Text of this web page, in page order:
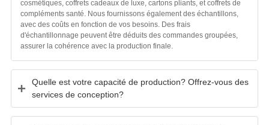
compléments santé. Nous fournissons également des échantillons,
avec des coûts en fonction de vos besoins. Des frais
d'échantillonnage peuvent être déduits des commandes groupées,
assurer la cohérence avec la production finale.
Quelle est votre capacité de production? Offrez-vous des
services de conception?